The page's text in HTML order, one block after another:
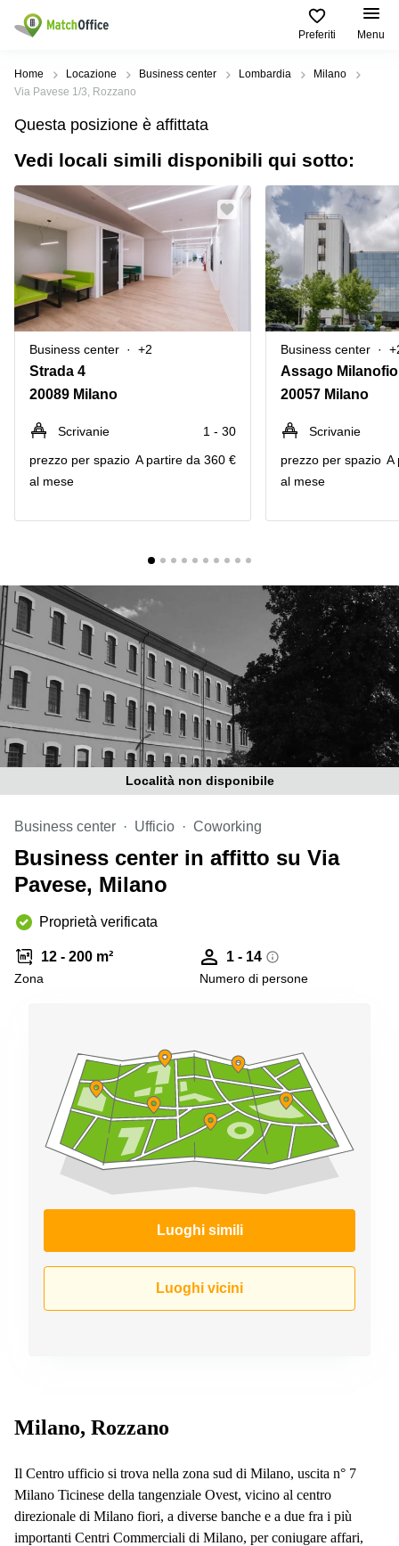
Preferiti Menu
Dare in locazione e affittare
Tipologie di
locali
Ufficio
Business
Center
Sala
Riunioni
Virtuale
Zone
Popolari
Genova
Milano
Treviso
Bari
Torino
Firenze
Pescara
Verona
Como
Napoli
Ricerche
popolari
Coworking
Lazio
Coworking
Bologna
in
affitto a
Vicenza
Coworking
Palermo
Uffici
in
affitto a
Pescara
Coworking
Lombardy
center
Milano
Business
center
Roma
Coworking
Campania
Coworking
Cagliari
Coworking
Brescia
Affitto
Centers
a
Treviso
Affitto
Milano
Affitto
Meeting
Firenze
Coworking
in affitto su
Business
Centers
Aiuto
Chi Siamo
Metti in elenco il tuo ufficio
Accesso
Home Locazione Business center Lombardia
Milano
Via Pavese 1/3, Rozzano
Questa posizione è affittata
Vedi locali simili disponibili qui sotto:
Business center +2
Strada 4
20089 Milano
Scrivanie
1 - 30
prezzo per spazio
al mese
A partire da 360 €
Business center
20057 Milano
Scrivanie
prezzo per spazio
al mese
A
Località non disponibile
Business center Ufficio Coworking
Business center in affitto su Via
Pavese, Milano
Proprietà verificata
12 - 200 m²
Zona
1 - 14
Numero di persone
Luoghi simili
Luoghi vicini
Milano, Rozzano
Il Centro ufficio si trova nella zona sud di Milano, uscita n° 7
Milano Ticinese della tangenziale Ovest, vicino al centro
direzionale di Milano fiori, a diverse banche e a due fra i più
importanti Centri Commerciali di Milano, per coniugare affari,